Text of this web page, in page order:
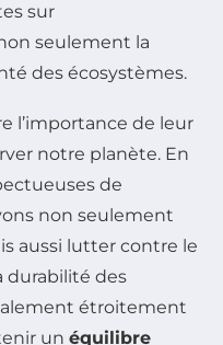
sur
seulement la
des écosystèmes.
l’importance de leur
notre planète. En
de
non seulement
aussi lutter contre le
durabilité des
étroitement
un équilibre